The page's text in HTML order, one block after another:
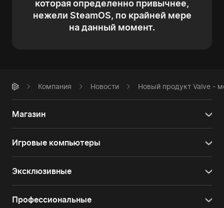
которая определенно привычнее,
нежели SteamOS, по крайней мере
на данный момент.
Компания Новости Новый продукт Valve -
Магазин
Игровые компьютеры
Эксклюзивные
Профессиональные